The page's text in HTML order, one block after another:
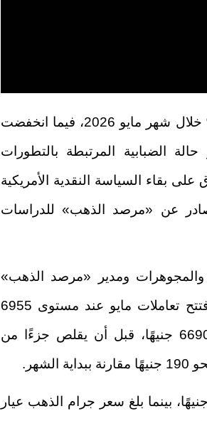
تراجعت أسعار الذهب في الأسواق المحلية بنسبة 2.7% خلال شهر مايو 2026، فيما انخفضت
1%، وسط استمرار حالة الضبابية المرتبطة بالتطورات
بقاء السياسة النقدية الأمريكية
صادر عن «مرصد الذهب» للدراسات
ومدير «مرصد الذهب»
للدراسات الاقتصادية، إن سعر جرام الذهب عيار 21 افتتح تعاملات مايو عند مستوى 6955
جنيهًا، وتراجع خلال الشهر إلى أدنى مستوى له عند 6690 جنيهًا، قبل أن يقلص جزءًا من
وأضاف أن سعر جرام الذهب عيار 24 سجل نحو 7731 جنيهًا، بينما بلغ سعر جرام الذهب عيار